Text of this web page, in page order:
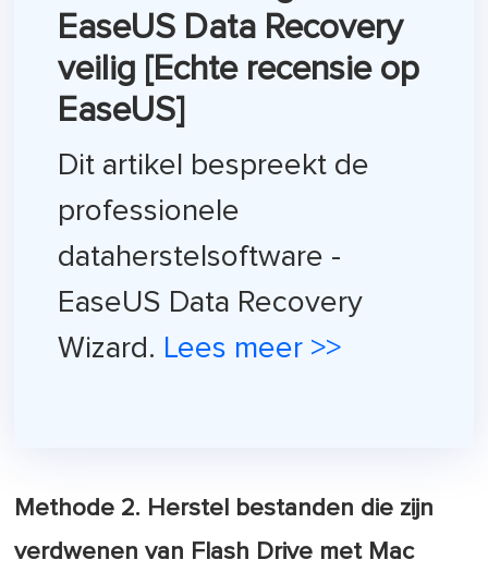
EaseUS Data Recovery
veilig [Echte recensie op
EaseUS]
Dit artikel bespreekt de
professionele
dataherstelsoftware -
EaseUS Data Recovery
Wizard. Lees meer >>
Methode 2. Herstel bestanden die zijn
verdwenen van Flash Drive met Mac